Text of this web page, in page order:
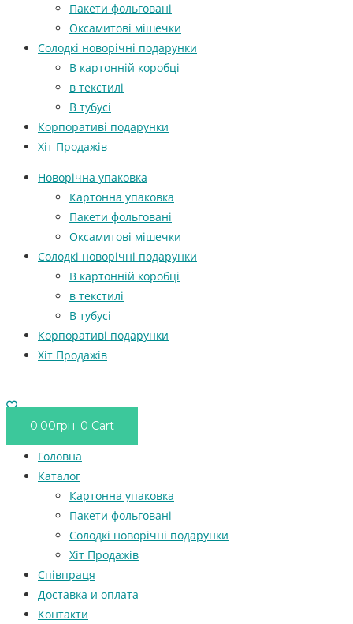
Пакети фольговані
Оксамитові мішечки
Солодкі новорічні подарунки
В картонній коробці
в текстилі
В тубусі
Корпоративі подарунки
Хіт Продажів
Новорічна упаковка
Картонна упаковка
Пакети фольговані
Оксамитові мішечки
Солодкі новорічні подарунки
В картонній коробці
в текстилі
В тубусі
Корпоративі подарунки
Хіт Продажів
0.00грн. 0 Cart
Головна
Каталог
Картонна упаковка
Пакети фольговані
Солодкі новорічні подарунки
Хіт Продажів
Співпраця
Доставка и оплата
Контакти